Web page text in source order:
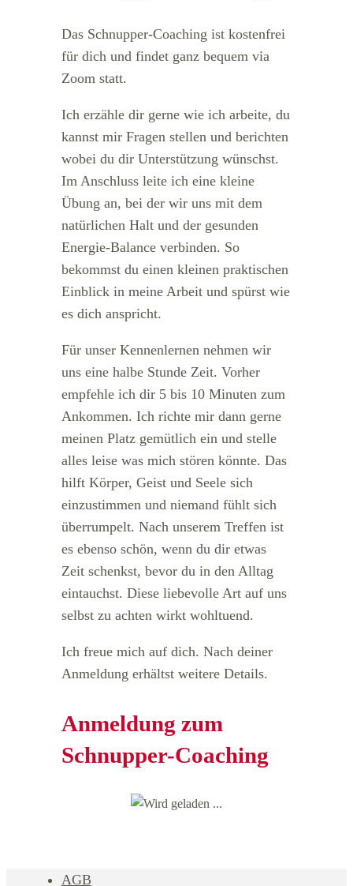
Das Schnupper-Coaching ist kostenfrei
für dich und findet ganz bequem via
Zoom statt.
Ich erzähle dir gerne wie ich arbeite, du
kannst mir Fragen stellen und berichten
wobei du dir Unterstützung wünschst.
Im Anschluss leite ich eine kleine
Übung an, bei der wir uns mit dem
natürlichen Halt und der gesunden
Energie-Balance verbinden. So
bekommst du einen kleinen praktischen
Einblick in meine Arbeit und spürst wie
es dich anspricht.
Für unser Kennenlernen nehmen wir
uns eine halbe Stunde Zeit. Vorher
empfehle ich dir 5 bis 10 Minuten zum
Ankommen. Ich richte mir dann gerne
meinen Platz gemütlich ein und stelle
alles leise was mich stören könnte. Das
hilft Körper, Geist und Seele sich
einzustimmen und niemand fühlt sich
überrumpelt. Nach unserem Treffen ist
es ebenso schön, wenn du dir etwas
Zeit schenkst, bevor du in den Alltag
eintauchst. Diese liebevolle Art auf uns
selbst zu achten wirkt wohltuend.
Ich freue mich auf dich. Nach deiner
Anmeldung erhältst weitere Details.
Anmeldung zum
Schnupper-Coaching
AGB